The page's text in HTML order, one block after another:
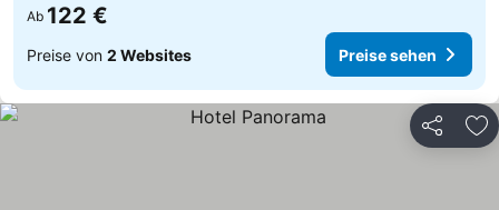
Ab 122 €
Preise von 2 Websites Preise sehen
Teilen